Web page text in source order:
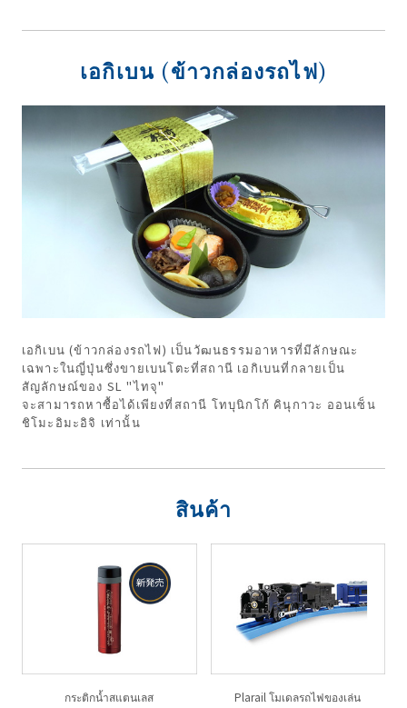
เอกิเบน (ข้าวกล่องรถไฟ)
เอกิเบน (ข้าวกล่องรถไฟ) เป็นวัฒนธรรมอาหารที่มีลักษณะ
เฉพาะในญี่ปุ่นซึ่งขายเบนโตะที่สถานี เอกิเบนที่กลายเป็น
สัญลักษณ์ของ SL "ไทจุ"
จะสามารถหาซื้อได้เพียงที่สถานี โทบุนิกโก้ คินุกาวะ ออนเซ็น
ชิโมะอิมะอิจิ เท่านั้น
สินค้า
กระติกน้ำสแตนเลส
Plarail โมเดลรถไฟของเล่น